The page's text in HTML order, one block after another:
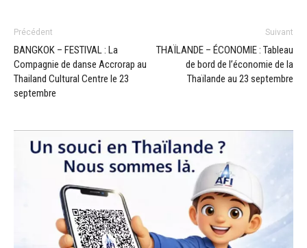
Précédent
BANGKOK – FESTIVAL : La
Compagnie de danse Accrorap au
Thailand Cultural Centre le 23
septembre
Suivant
THAÏLANDE – ÉCONOMIE : Tableau
de bord de l’économie de la
Thaïlande au 23 septembre